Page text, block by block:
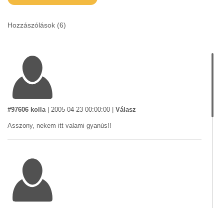
Hozzászólások (6)
#97606 kolla| 2005-04-23 00:00:00 Válasz
Asszony, nekem itt valami gyanús!!